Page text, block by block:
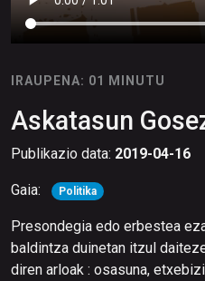
IRAUPENA: 01 MINUTU
Askatasun
Publikazio data: 2019-04-16
Gaia: Politika
Presondegia edo erbestea
baldintza duinetan itzul
diren arloak : osasuna,